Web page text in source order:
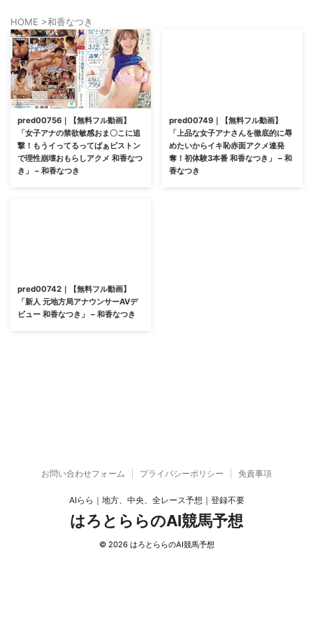
HOME >和香なつき
pred00756｜【無料フル動画】
「女子アナの禁欲敏感おま〇こに追
撃！もうイってるってばぁピストン
で理性崩壊おもらしアクメ 和香なつ
き」 – 和香なつき
pred00749｜【無料フル動画】
「上品な女子アナさんを徹底的に辱
めたいからイキ恥赤面アクメ連発
奪！初体験3本番 和香なつき」 – 和
香なつき
pred00742｜【無料フル動画】
「新人 元地方局アナウンサーAVデ
ビュー 和香なつき」 – 和香なつき
お問い合わせフォーム プライバシーポリシー 免責事項
AIらら｜地方、中央、全レース予想｜登録不要
はろとららのAI競馬予想
© 2026 はろとららのAI競馬予想